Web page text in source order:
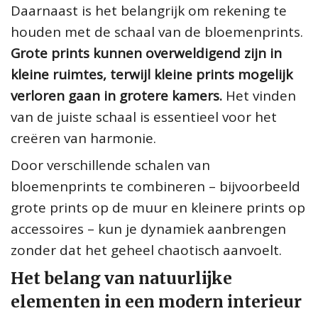
Daarnaast is het belangrijk om rekening te
houden met de schaal van de bloemenprints.
Grote prints kunnen overweldigend zijn in
kleine ruimtes, terwijl kleine prints mogelijk
verloren gaan in grotere kamers. Het vinden
van de juiste schaal is essentieel voor het
creëren van harmonie.
Door verschillende schalen van
bloemenprints te combineren – bijvoorbeeld
grote prints op de muur en kleinere prints op
accessoires – kun je dynamiek aanbrengen
zonder dat het geheel chaotisch aanvoelt.
Het belang van natuurlijke
elementen in een modern interieur